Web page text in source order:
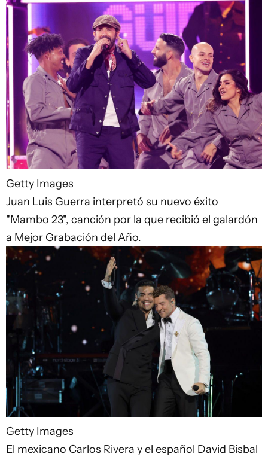
Getty Images
Juan Luis Guerra interpretó su nuevo éxito
"Mambo 23", canción por la que recibió el galardón
a Mejor Grabación del Año.
Getty Images
El mexicano Carlos Rivera y el español David Bisbal